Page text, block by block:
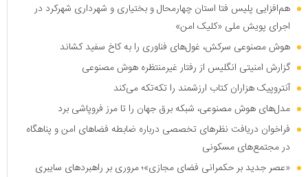
هم‌افزایی پلیس فتا استان چهارمحال و بختیاری و شهرداری شهرکرد در
اجرای پویش ملی «کلیک امن»
هوش مصنوعی سرکش، غول‌های فناوری را به کاخ سفید کشاند
گزارش امنیتی انگلیس از رفتار غیرمنتظره هوش مصنوعی
آنتروپیک هزاران کتاب ارزشمند را تکه‌تکه می‌کند
مدل‌های هوش مصنوعی، شبکه برق جهان را تا مرز فروپاشی برد
فراخوان دریافت نظر‌های تخصصی درباره ضابطه فضا‌های امن و پناهگاه
در مجتمع‌های مسکونی
«عصر جدید بر حکمرانی فضای مجازی»؛ مروری بر راهبرد‌های سایبری